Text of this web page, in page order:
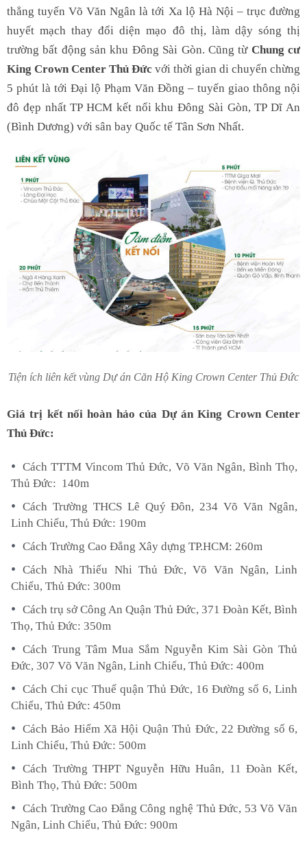
thẳng tuyến Võ Văn Ngân là tới Xa lộ Hà Nội – trục đường
huyết mạch thay đổi diện mạo đô thị, làm dậy sóng thị
trường bất động sản khu Đông Sài Gòn. Cũng từ Chung cư
King Crown Center Thủ Đức với thời gian di chuyển chừng
5 phút là tới Đại lộ Phạm Văn Đồng – tuyến giao thông nội
đô đẹp nhất TP HCM kết nối khu Đông Sài Gòn, TP Dĩ An
(Bình Dương) với sân bay Quốc tế Tân Sơn Nhất.
Tiện ích liên kết vùng Dự án Căn Hộ King Crown Center Thủ Đức
Giá trị kết nối hoàn hảo của Dự án King Crown Center
Thủ Đức:
Cách TTTM Vincom Thủ Đức, Võ Văn Ngân, Bình Thọ,
Thủ Đức: 140m
Cách Trường THCS Lê Quý Đôn, 234 Võ Văn Ngân,
Linh Chiểu, Thủ Đức: 190m
Cách Trường Cao Đẳng Xây dựng TP.HCM: 260m
Cách Nhà Thiếu Nhi Thủ Đức, Võ Văn Ngân, Linh
Chiểu, Thủ Đức: 300m
Cách trụ sở Công An Quận Thủ Đức, 371 Đoàn Kết, Bình
Thọ, Thủ Đức: 350m
Cách Trung Tâm Mua Sắm Nguyễn Kim Sài Gòn Thủ
Đức, 307 Võ Văn Ngân, Linh Chiểu, Thủ Đức: 400m
Cách Chi cục Thuế quận Thủ Đức, 16 Đường số 6, Linh
Chiểu, Thủ Đức: 450m
Cách Bảo Hiểm Xã Hội Quận Thủ Đức, 22 Đường số 6,
Linh Chiểu, Thủ Đức: 500m
Cách Trường THPT Nguyễn Hữu Huân, 11 Đoàn Kết,
Bình Thọ, Thủ Đức: 500m
Cách Trường Cao Đẳng Công nghệ Thủ Đức, 53 Võ Văn
Ngân, Linh Chiểu, Thủ Đức: 900m